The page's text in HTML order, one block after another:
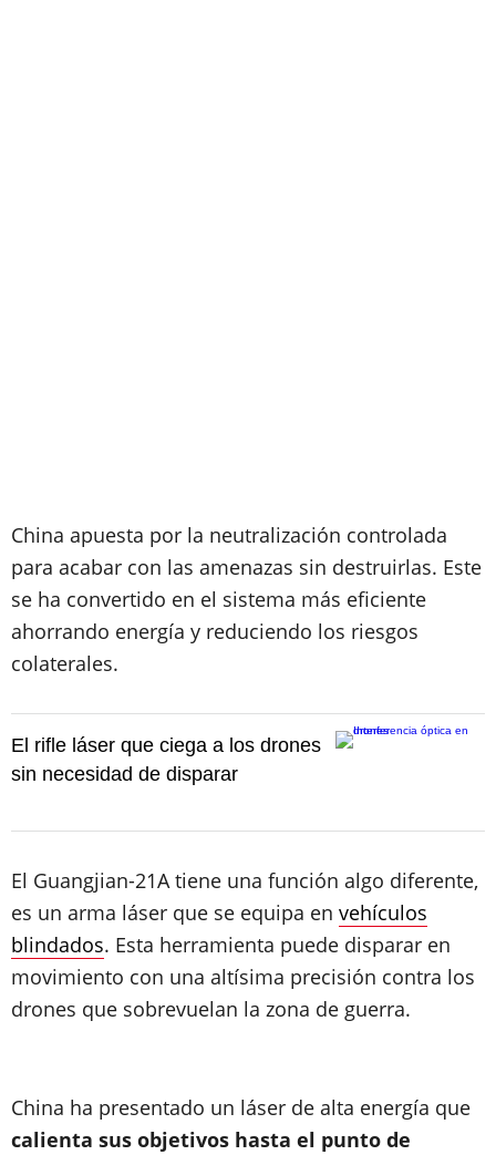
China apuesta por la neutralización controlada
para acabar con las amenazas sin destruirlas. Este
se ha convertido en el sistema más eficiente
ahorrando energía y reduciendo los riesgos
colaterales.
El rifle láser que ciega a los drones
sin necesidad de disparar
El Guangjian-21A tiene una función algo diferente,
es un arma láser que se equipa en vehículos
blindados. Esta herramienta puede disparar en
movimiento con una altísima precisión contra los
drones que sobrevuelan la zona de guerra.
China ha presentado un láser de alta energía que
calienta sus objetivos hasta el punto de